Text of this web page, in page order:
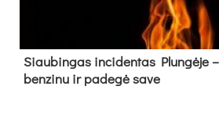
Siau­bin­gas in­ci­den­tas Plun­gė­je
ben­zi­nu ir pa­de­gė sa­ve